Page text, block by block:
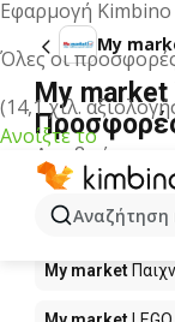
Εφαρμογή Kimbino
Όλες οι
(14,1 χιλ.
Ανοίξτε το
Αναζήτηση
My
My market
Δεν βρήκαμε
Άλλα
My market
My market